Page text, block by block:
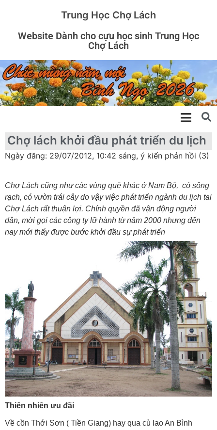
Trung Học Chợ Lách
Website Dành cho cựu học sinh Trung Học
Chợ Lách
Chợ lách khởi đầu phát triển du lịch
Ngày đăng: 29/07/2012, 10:42 sáng, ý kiến phản hồi (3)
Chợ Lách cũng như các vùng quê khác ở Nam Bộ, có sông
rạch, có vườn trái cây do vậy việc phát triển ngành du lịch tai
Chợ Lách rất thuận lợi. Chính quyền đã vận động người
dân, mời gọi các công ty lữ hành từ năm 2000 nhưng đến
nay mới thấy được bước khởi đầu sự phát triển
Thiên nhiên ưu đãi
Về cồn Thới Sơn ( Tiền Giang) hay qua cù lao An Bình